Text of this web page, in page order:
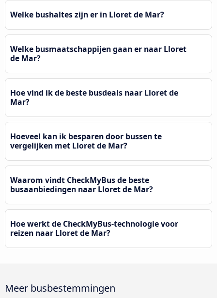
Welke bushaltes zijn er in Lloret de Mar?
Welke busmaatschappijen gaan er naar Lloret
de Mar?
Hoe vind ik de beste busdeals naar Lloret de
Mar?
Hoeveel kan ik besparen door bussen te
vergelijken met Lloret de Mar?
Waarom vindt CheckMyBus de beste
busaanbiedingen naar Lloret de Mar?
Hoe werkt de CheckMyBus-technologie voor
reizen naar Lloret de Mar?
Meer busbestemmingen